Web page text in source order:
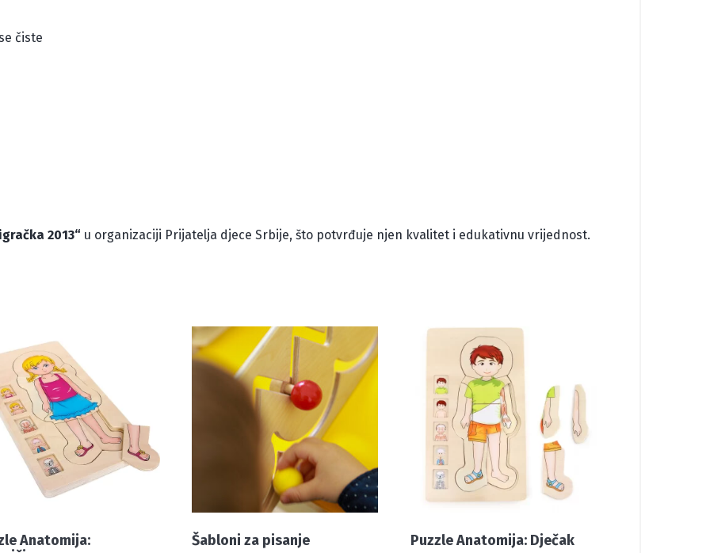
čiste
2013“ u organizaciji Prijatelja djece Srbije, što potvrđuje njen kvalitet i edukativnu vrijednost.
Anatomija:
Šabloni za pisanje Puzzle Anatomija: Dječak